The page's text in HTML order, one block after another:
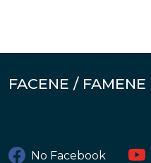
FACENE / FAMENE
No Facebook